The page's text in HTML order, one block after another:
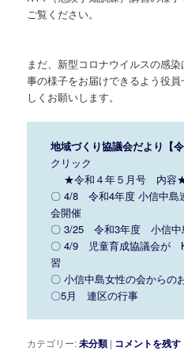
ご覧ください。
まだ、新型コロナウイルスの感
事の様子をお届けできるよう役
しくお願いします。
地域づくり協議会だより【
クリック
★令和４年５月号 内容
〇 4/8 令和4年度 小信中島
会開催
〇 3/25 令和3年度 小信中
〇 4/9 児童育成協議会が
習
〇 小信中島女性の会からの
〇5月 連区の行事
カテゴリー:未分類 | コメントを残す